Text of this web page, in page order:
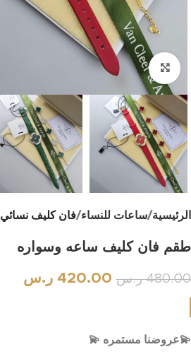
اضغط للتكبير
الرئيسية ساعات للنساء فان كليف نسائي
طقم فان كليف ساعه وسواره
480.00 ر.س 420.00 ر.س
💫عروضنا مستمره 💫